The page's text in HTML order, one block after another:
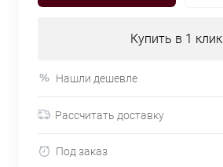
Купить в 1 клик
Нашли дешевле
Рассчитать доставку
Под заказ